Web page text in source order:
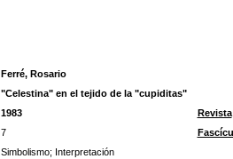
Ferré, Rosario
"Celestina" en el tejido de la "cupiditas"
1983 Revista
7
Simbolismo; Interpretación